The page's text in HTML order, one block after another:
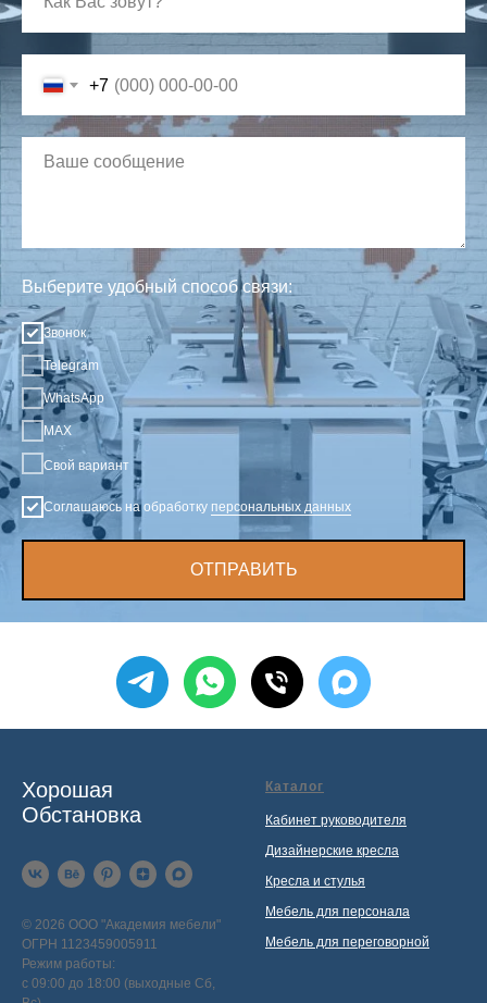
+7
Выберите удобный способ связи:
Звонок
Telegram
WhatsApp
MAX
Свой вариант
Соглашаюсь на обработку персональных данных
ОТПРАВИТЬ
Хорошая
Обстановка
© 2026 ООО "Академия мебели"
ОГРН 1123459005911
Режим работы:
с 09:00 до 18:00 (выходные Сб,
Каталог
Кабинет руководителя
Дизайнерские кресла
Кресла и стулья
Мебель для персонала
Мебель для переговорной